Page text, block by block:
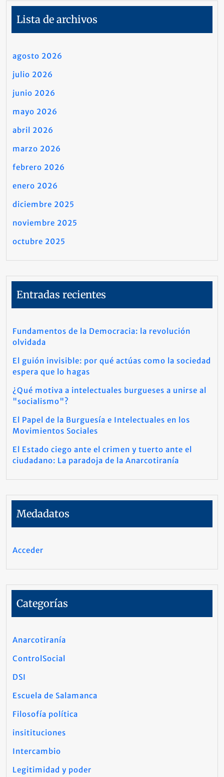
Lista de archivos
agosto 2026
julio 2026
junio 2026
mayo 2026
abril 2026
marzo 2026
febrero 2026
enero 2026
diciembre 2025
noviembre 2025
octubre 2025
Entradas recientes
Fundamentos de la Democracia: la revolución
olvidada
El guión invisible: por qué actúas como la sociedad
espera que lo hagas
¿Qué motiva a intelectuales burgueses a unirse al
"socialismo"?
El Papel de la Burguesía e Intelectuales en los
Movimientos Sociales
El Estado ciego ante el crimen y tuerto ante el
ciudadano: La paradoja de la Anarcotiranía
Medadatos
Acceder
Categorías
Anarcotiranía
ControlSocial
DSI
Escuela de Salamanca
Filosofía política
insitituciones
Intercambio
Legitimidad y poder